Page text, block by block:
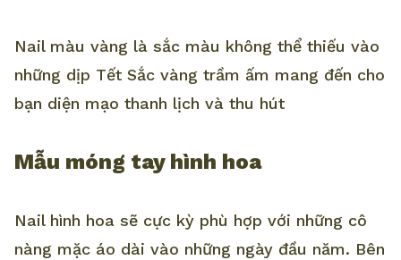
Nail màu vàng là sắc màu không thể thiếu vào
những dịp Tết Sắc vàng trầm ấm mang đến cho
bạn diện mạo thanh lịch và thu hút
Mẫu móng tay hình hoa
Nail hình hoa sẽ cực kỳ phù hợp với những cô
nàng mặc áo dài vào những ngày đầu năm. Bên